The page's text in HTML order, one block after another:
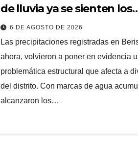
de lluvia ya se sienten los
problemas
6 DE AGOSTO DE 2026
​Las precipitaciones registradas en
ahora, volvieron a poner en evidencia
problemática estructural que afecta a
del distrito. Con marcas de agua
alcanzaron los…